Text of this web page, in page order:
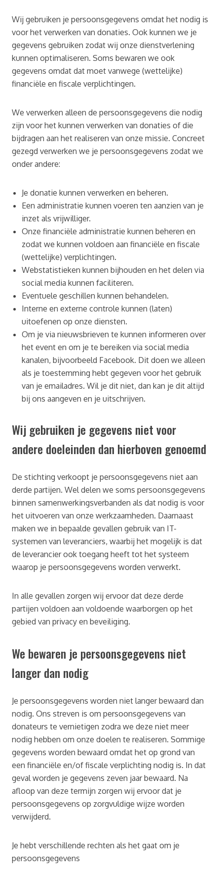
Wij gebruiken je persoonsgegevens omdat het nodig is
voor het verwerken van donaties. Ook kunnen we je
gegevens gebruiken zodat wij onze dienstverlening
kunnen optimaliseren. Soms bewaren we ook
gegevens omdat dat moet vanwege (wettelijke)
financiële en fiscale verplichtingen.
We verwerken alleen de persoonsgegevens die nodig
zijn voor het kunnen verwerken van donaties of die
bijdragen aan het realiseren van onze missie. Concreet
gezegd verwerken we je persoonsgegevens zodat we
onder andere:
Je donatie kunnen verwerken en beheren.
Een administratie kunnen voeren ten aanzien van je
inzet als vrijwilliger.
Onze financiële administratie kunnen beheren en
zodat we kunnen voldoen aan financiële en fiscale
(wettelijke) verplichtingen.
Webstatistieken kunnen bijhouden en het delen via
social media kunnen faciliteren.
Eventuele geschillen kunnen behandelen.
Interne en externe controle kunnen (laten)
uitoefenen op onze diensten.
Om je via nieuwsbrieven te kunnen informeren over
het event en om je te bereiken via social media
kanalen, bijvoorbeeld Facebook. Dit doen we alleen
als je toestemming hebt gegeven voor het gebruik
van je emailadres. Wil je dit niet, dan kan je dit altijd
bij ons aangeven en je uitschrijven.
Wij gebruiken je gegevens niet voor
andere doeleinden dan hierboven genoemd
De stichting verkoopt je persoonsgegevens niet aan
derde partijen. Wel delen we soms persoonsgegevens
binnen samenwerkingsverbanden als dat nodig is voor
het uitvoeren van onze werkzaamheden. Daarnaast
maken we in bepaalde gevallen gebruik van IT-
systemen van leveranciers, waarbij het mogelijk is dat
de leverancier ook toegang heeft tot het systeem
waarop je persoonsgegevens worden verwerkt.
In alle gevallen zorgen wij ervoor dat deze derde
partijen voldoen aan voldoende waarborgen op het
gebied van privacy en beveiliging.
We bewaren je persoonsgegevens niet
langer dan nodig
Je persoonsgegevens worden niet langer bewaard dan
nodig. Ons streven is om persoonsgegevens van
donateurs te vernietigen zodra we deze niet meer
nodig hebben om onze doelen te realiseren. Sommige
gegevens worden bewaard omdat het op grond van
een financiële en/of fiscale verplichting nodig is. In dat
geval worden je gegevens zeven jaar bewaard. Na
afloop van deze termijn zorgen wij ervoor dat je
persoonsgegevens op zorgvuldige wijze worden
verwijderd.
Je hebt verschillende rechten als het gaat om je
persoonsgegevens